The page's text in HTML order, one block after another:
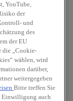
Daten werden
Bearbeitung Ihrer
Person finden
hyundai-
YouTube,
der
und
des
der EU
die „Cookie-
wählen, wird
darüber,
weitergegeben
Bitte treffen Sie
Einwilligung auch